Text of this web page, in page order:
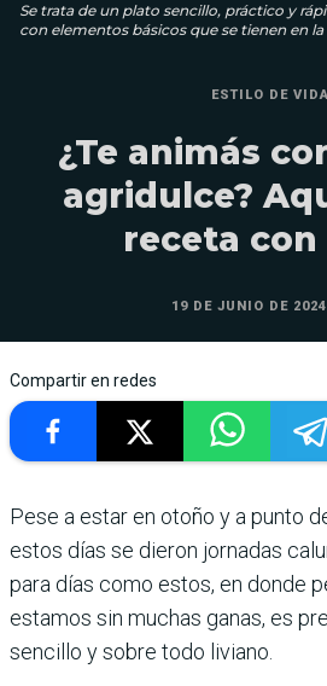
Se trata de un plato sencillo, práctico y
con elementos básicos que se tienen en
ESTILO DE VIDA
¿Te animás
agridulce?
receta
19 DE JUNIO DE
Compartir en redes
Pese a estar en otoño y a punto
estos días se dieron jornadas
para días como estos, en donde
estamos sin muchas ganas, es
sencillo y sobre todo liviano.